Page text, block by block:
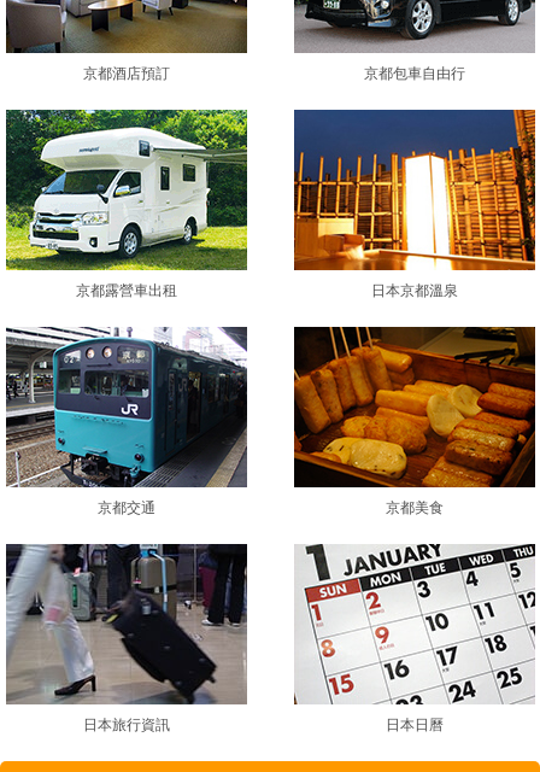
京都酒店預訂 京都包車自由行
京都露營車出租 日本京都溫泉
京都交通 京都美食
日本旅行資訊 日本日曆